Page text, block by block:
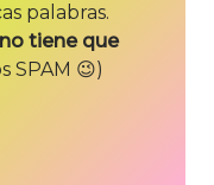
palabras.
tiene que
SPAM 😉)